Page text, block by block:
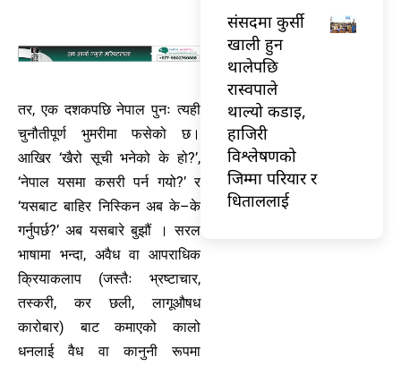
तर, एक दशकपछि नेपाल पुनः त्यही
चुनौतीपूर्ण भुमरीमा फसेको छ।
आखिर ‘खैरो सूची भनेको के हो?’,
‘नेपाल यसमा कसरी पर्न गयो?’ र
‘यसबाट बाहिर निस्किन अब के–के
गर्नुपर्छ?’ अब यसबारे बुझौं । सरल
भाषामा भन्दा, अवैध वा आपराधिक
क्रियाकलाप (जस्तैः भ्रष्टाचार,
तस्करी, कर छली, लागूऔषध
कारोबार) बाट कमाएको कालो
धनलाई वैध वा कानुनी रूपमा
संसदमा कुर्सी
खाली हुन
थालेपछि
रास्वपाले
थाल्यो कडाइ,
हाजिरी
विश्लेषणको
जिम्मा परियार र
धिताललाई